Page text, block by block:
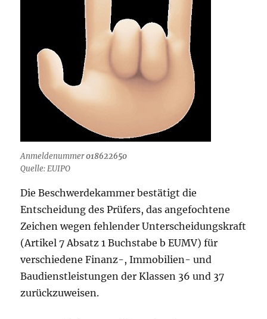
Anmeldenummer018622650
Quelle: EUIPO
Die Beschwerdekammer bestätigt die
Entscheidung des Prüfers, das angefochtene
Zeichen wegen fehlender Unterscheidungskraft
(Artikel 7 Absatz 1 Buchstabe b EUMV) für
verschiedene Finanz-, Immobilien- und
Baudienstleistungen der Klassen 36 und 37
zurückzuweisen.